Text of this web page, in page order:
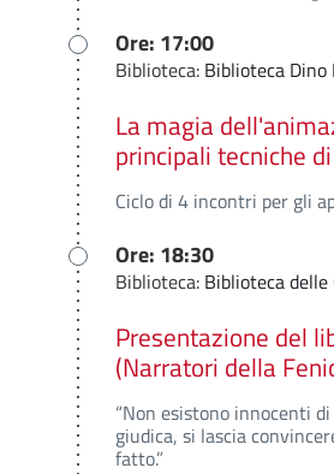
Ore: 17:00
Biblioteca: Biblioteca Dino
La magia
principali tecniche
Ciclo di 4 incontri per gli
Ore: 18:30
Biblioteca: Biblioteca
Presentazione del
(Narratori della
“Non esistono innocenti
giudica, si lascia
fatto.”